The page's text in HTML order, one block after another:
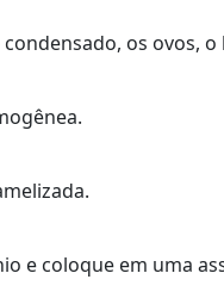
os ovos,
e coloque em uma